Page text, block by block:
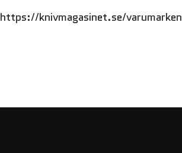
https://knivmagasinet.se/varumarken